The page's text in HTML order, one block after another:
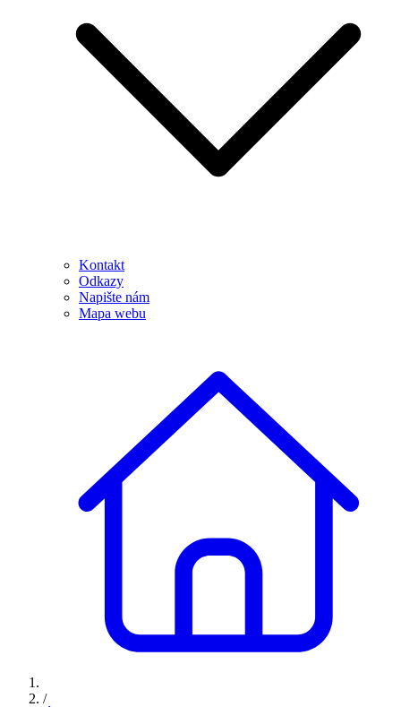
Kontakt
Odkazy
Napište nám
Mapa webu
/